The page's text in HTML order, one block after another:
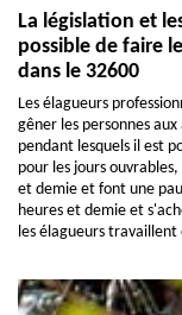
La législation et
possible de faire
dans le 32600
Les élagueurs
gêner les personnes
pendant lesquels il est
pour les jours
et demie et font une
heures et demie et
les élagueurs